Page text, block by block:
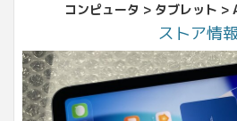
コンピュータ > タブレット
ストア情